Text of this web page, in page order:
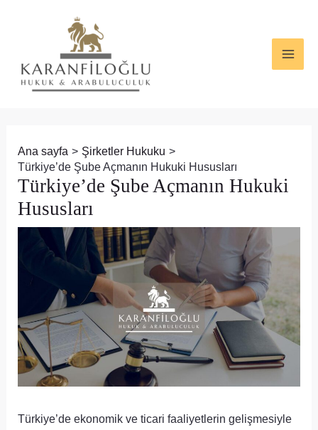
Ana sayfa
Şirketler Hukuku
Türkiye’de Şube Açmanın Hukuki Hususları
Türkiye’de Şube Açmanın Hukuki
Hususları
Türkiye’de ekonomik ve ticari faaliyetlerin gelişmesiyle